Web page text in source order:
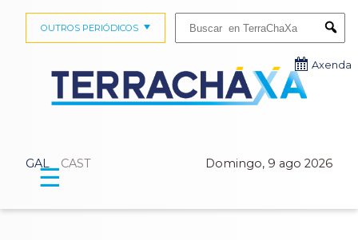
GAL CAST Domingo, 9 ago 2026
OUTROS PERIÓDICOS
Axenda
☰